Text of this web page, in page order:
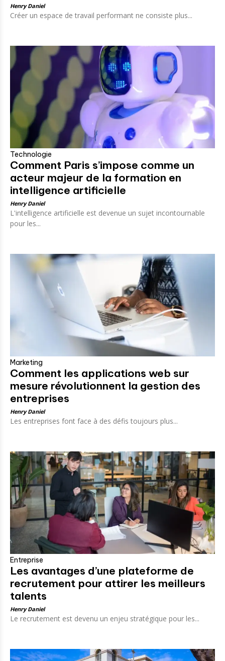
Henry Daniel
Créer un espace de travail performant ne consiste plus...
Technologie
Comment Paris s’impose comme un
acteur majeur de la formation en
intelligence artificielle
Henry Daniel
L'intelligence artificielle est devenue un sujet incontournable
pour les...
Marketing
Comment les applications web sur
mesure révolutionnent la gestion des
entreprises
Henry Daniel
Les entreprises font face à des défis toujours plus...
Entreprise
Les avantages d’une plateforme de
recrutement pour attirer les meilleurs
talents
Henry Daniel
Le recrutement est devenu un enjeu stratégique pour les...